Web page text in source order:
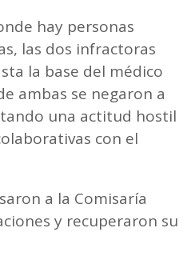
hay personas
las dos infractoras
la base del médico
ambas se negaron a
una actitud hostil
con el
a la Comisaría
y recuperaron su